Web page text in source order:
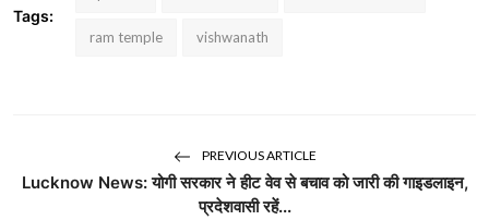
Tags:
ram temple vishwanath
PREVIOUS ARTICLE
Lucknow News: योगी सरकार ने हीट वेव से बचाव को जारी की गाइडलाइन,
प्रदेशवासी रहें...